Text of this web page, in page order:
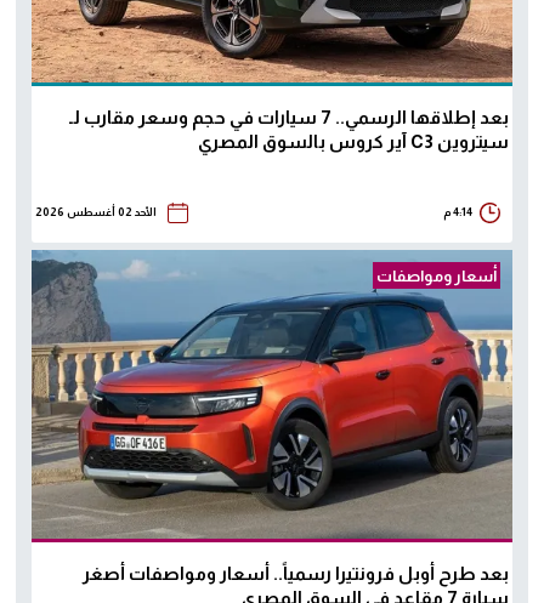
بعد إطلاقها الرسمي.. 7 سيارات في حجم وسعر مقارب لـ
سيتروين C3 آير كروس بالسوق المصري
4:14 م الأحد 02 أغسطس 2026
أسعار ومواصفات
بعد طرح أوبل فرونتيرا رسمياً.. أسعار ومواصفات أصغر
سيارة 7 مقاعد في السوق المصري